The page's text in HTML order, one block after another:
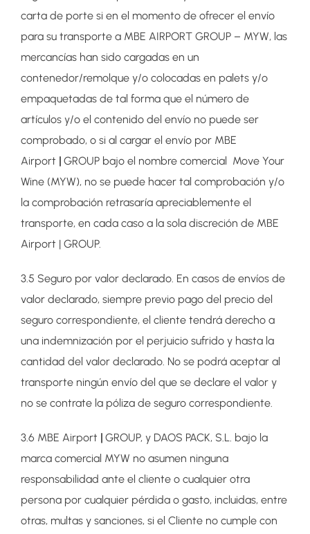
carta de porte si en el momento de ofrecer el envío
para su transporte a MBE AIRPORT GROUP – MYW, las
mercancías han sido cargadas en un
contenedor/remolque y/o colocadas en palets y/o
empaquetadas de tal forma que el número de
artículos y/o el contenido del envío no puede ser
comprobado, o si al cargar el envío por MBE
Airport | GROUP bajo el nombre comercial Move Your
Wine (MYW), no se puede hacer tal comprobación y/o
la comprobación retrasaría apreciablemente el
transporte, en cada caso a la sola discreción de MBE
Airport | GROUP.
3.5 Seguro por valor declarado. En casos de envíos de
valor declarado, siempre previo pago del precio del
seguro correspondiente, el cliente tendrá derecho a
una indemnización por el perjuicio sufrido y hasta la
cantidad del valor declarado. No se podrá aceptar al
transporte ningún envío del que se declare el valor y
no se contrate la póliza de seguro correspondiente.
3.6 MBE Airport | GROUP, y DAOS PACK, S.L. bajo la
marca comercial MYW no asumen ninguna
responsabilidad ante el cliente o cualquier otra
persona por cualquier pérdida o gasto, incluidas, entre
otras, multas y sanciones, si el Cliente no cumple con